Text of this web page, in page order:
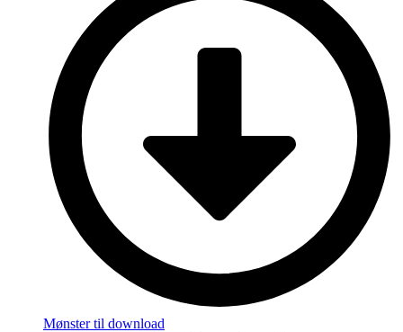
Mønster til download